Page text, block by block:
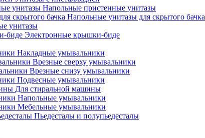
Напольные пристенные унитазы
Напольные унитазы для скрытого бачка
унитазы
Электронные крышки-биде
Накладные умывальники
Врезные сверху умывальники
Врезные снизу умывальники
Подвесные умывальники
Для стиральной машины
Напольные умывальники
Мебельные умывальники
Пьедесталы и полупьедесталы